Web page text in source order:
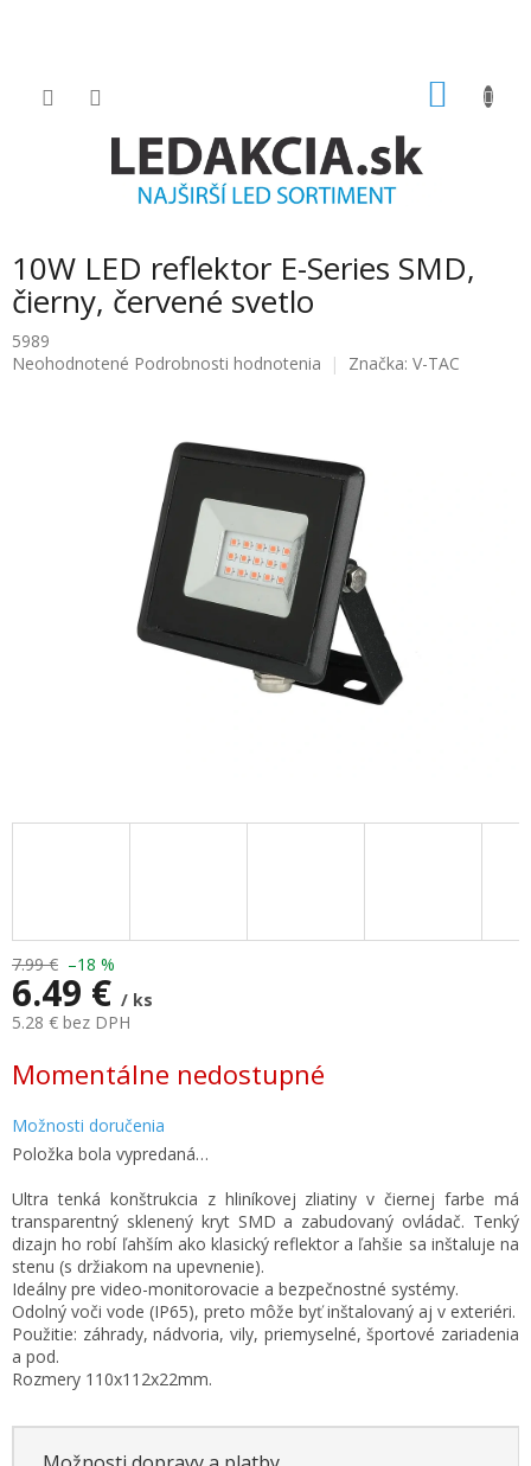
10W LED reflektor E-Series SMD,
čierny, červené svetlo
5989
Priemerné
Neohodnotené Podrobnosti hodnotenia Značka: V-TAC
7.99 € –18 %
6.49 € / ks
5.28 € bez DPH
cena:
Momentálne nedostupné
Možnosti doručenia
Položka bola vypredaná…
Ultra tenká konštrukcia z hliníkovej zliatiny v čiernej farbe má
transparentný sklenený kryt SMD a zabudovaný ovládač. Tenký
dizajn ho robí ľahším ako klasický reflektor a ľahšie sa inštaluje na
stenu (s držiakom na upevnenie).
Ideálny pre video-monitorovacie a bezpečnostné systémy.
Odolný voči vode (IP65), preto môže byť inštalovaný aj v exteriéri.
Použitie: záhrady, nádvoria, vily, priemyselné, športové zariadenia
a pod.
Rozmery 110x112x22mm.